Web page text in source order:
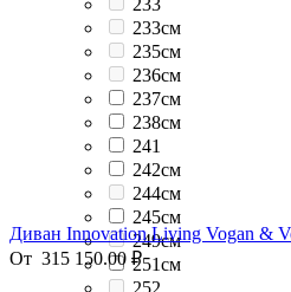
233
233см
235см
236см
237см
238см
241
242см
244см
245см
249см
251см
252
Диван Innovation Living Vogan &
От 315 150.00 ₽